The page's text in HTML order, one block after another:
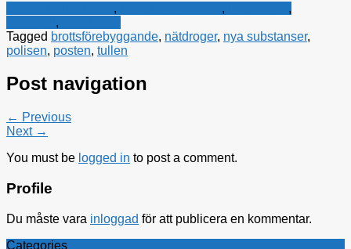
, ,
,
,
Tagged brottsförebyggande, nätdroger, nya substanser,
polisen, posten, tullen
Post navigation
← Previous
Next →
You must be logged in to post a comment.
Profile
Du måste vara inloggad för att publicera en kommentar.
Categories